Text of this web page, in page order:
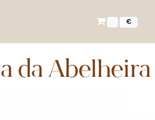
€
da Abelheira